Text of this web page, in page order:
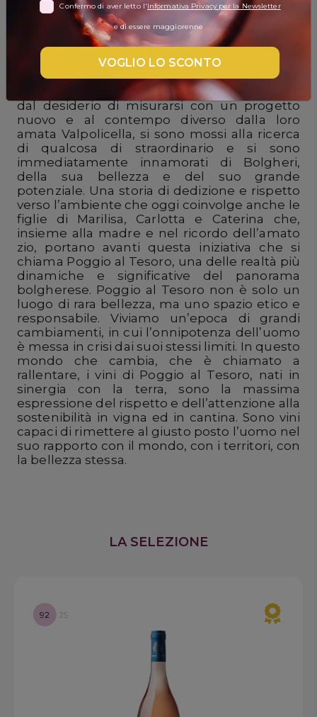
DISPENSA
TUTTO A
Accedi
Gift
Card
Preferiti
Blog
Poggio al Tesoro produce vini che, sin dal
loro debutto sul mercato, sono riusciti a
guadagnare il consenso sia dei consumatori
che della critica internazionale. Nel 2001
Marilisa Allegrini e il fratello Walter, animati
dal desiderio di misurarsi con un progetto
nuovo e al contempo diverso dalla loro
amata Valpolicella, si sono mossi alla ricerca
di qualcosa di straordinario e si sono
immediatamente innamorati di Bolgheri,
della sua bellezza e del suo grande
potenziale. Una storia di dedizione e rispetto
verso l’ambiente che oggi coinvolge anche le
figlie di Marilisa, Carlotta e Caterina che,
insieme alla madre e nel ricordo dell’amato
zio, portano avanti questa iniziativa che si
chiama Poggio al Tesoro, una delle realtà più
dinamiche e significative del panorama
bolgherese. Poggio al Tesoro non è solo un
luogo di rara bellezza, ma uno spazio etico e
responsabile. Viviamo un’epoca di grandi
cambiamenti, in cui l’onnipotenza dell’uomo
è messa in crisi dai suoi stessi limiti. In questo
mondo che cambia, che è chiamato a
rallentare, i vini di Poggio al Tesoro, nati in
sinergia con la terra, sono la massima
espressione del rispetto e dell’attenzione alla
sostenibilità in vigna ed in cantina. Sono vini
capaci di rimettere al giusto posto l’uomo nel
suo rapporto con il mondo, con i territori, con
la bellezza stessa.
LA SELEZIONE
92 JS
Confermo di aver letto l'Informativa Privacy per la Newsletter
e di essere maggiorenne
VOGLIO LO SCONTO